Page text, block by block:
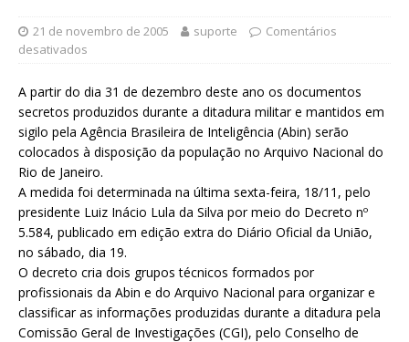
21 de novembro de 2005 suporte
Comentários
desativados
A partir do dia 31 de dezembro deste ano os documentos
secretos produzidos durante a ditadura militar e mantidos em
sigilo pela Agência Brasileira de Inteligência (Abin) serão
colocados à disposição da população no Arquivo Nacional do
Rio de Janeiro.
A medida foi determinada na última sexta-feira, 18/11, pelo
presidente Luiz Inácio Lula da Silva por meio do Decreto nº
5.584, publicado em edição extra do Diário Oficial da União,
no sábado, dia 19.
O decreto cria dois grupos técnicos formados por
profissionais da Abin e do Arquivo Nacional para organizar e
classificar as informações produzidas durante a ditadura pela
Comissão Geral de Investigações (CGI), pelo Conselho de